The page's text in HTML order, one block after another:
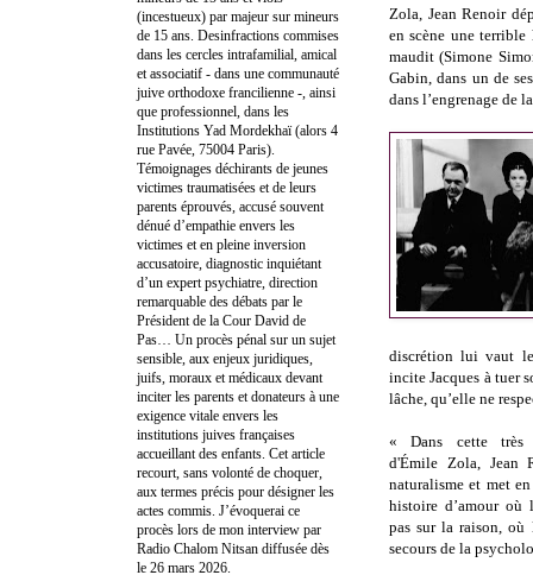
Zola, Jean Renoir
en scène une
maudit (Simone
Gabin, dans un de
dans l’engrenage de
discrétion lui vaut
incite Jacques à tuer
lâche, qu’elle ne
« Dans cette très
d'Émile Zola, Jean
naturalisme et met
histoire d’amour où
pas sur la raison,
secours de la
(incestueux) par majeur sur mineurs
de 15 ans. Desinfractions commises
dans les cercles intrafamilial, amical
et associatif - dans une communauté
juive orthodoxe francilienne -, ainsi
que professionnel, dans les
Institutions Yad Mordekhaï (alors 4
rue Pavée, 75004 Paris).
Témoignages déchirants de jeunes
victimes traumatisées et de leurs
parents éprouvés, accusé souvent
dénué d’empathie envers les
victimes et en pleine inversion
accusatoire, diagnostic inquiétant
d’un expert psychiatre, direction
remarquable des débats par le
Président de la Cour David de
Pas… Un procès pénal sur un sujet
sensible, aux enjeux juridiques,
juifs, moraux et médicaux devant
inciter les parents et donateurs à une
exigence vitale envers les
institutions juives françaises
accueillant des enfants. Cet article
recourt, sans volonté de choquer,
aux termes précis pour désigner les
actes commis. J’évoquerai ce
procès lors de mon interview par
Radio Chalom Nitsan diffusée dès
le 26 mars 2026.